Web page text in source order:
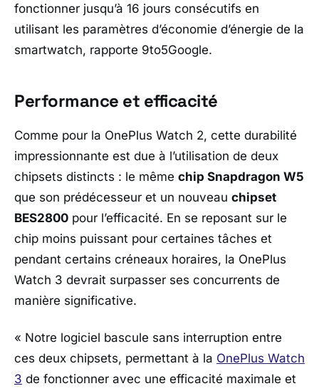
fonctionner jusqu’à 16 jours consécutifs en
utilisant les paramètres d’économie d’énergie de la
smartwatch, rapporte 9to5Google.
Performance et efficacité
Comme pour la OnePlus Watch 2, cette durabilité
impressionnante est due à l’utilisation de deux
chipsets distincts : le même chip Snapdragon W5
que son prédécesseur et un nouveau chipset
BES2800 pour l’efficacité. En se reposant sur le
chip moins puissant pour certaines tâches et
pendant certains créneaux horaires, la OnePlus
Watch 3 devrait surpasser ses concurrents de
manière significative.
« Notre logiciel bascule sans interruption entre
ces deux chipsets, permettant à la OnePlus Watch
3 de fonctionner avec une efficacité maximale et